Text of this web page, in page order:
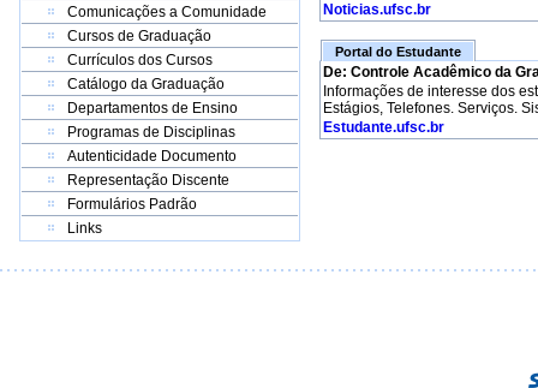
Comunicações a Comunidade
Cursos de Graduação
Currículos dos Cursos
Catálogo da Graduação
Departamentos de Ensino
Programas de Disciplinas
Autenticidade Documento
Representação Discente
Formulários Padrão
Links
Noticias.ufsc.br
Portal do Estudante
De: Controle Acadêmico da
Informações de interesse dos
Estágios, Telefones. Serviços.
Estudante.ufsc.br